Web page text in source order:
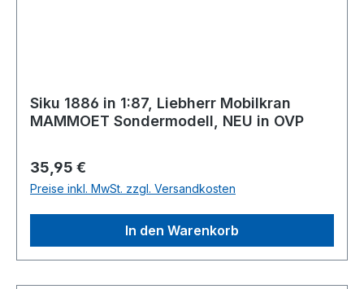
Siku 1886 in 1:87, Liebherr Mobilkran
MAMMOET Sondermodell, NEU in OVP
Regulärer Preis:
35,95 €
Preise inkl. MwSt. zzgl. Versandkosten
In den Warenkorb